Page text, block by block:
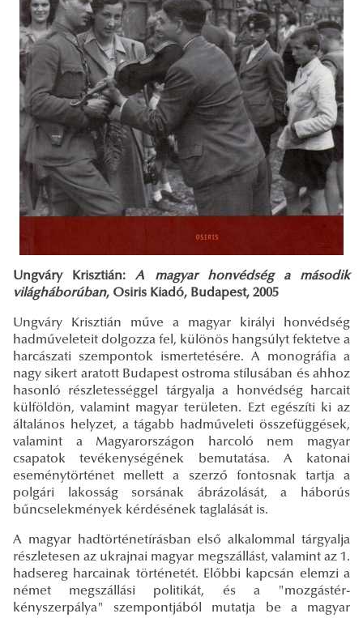
Ungváry Krisztián:A magyar honvédség a második
világháborúban, Osiris Kiadó, Budapest, 2005
Ungváry Krisztián műve a magyar királyi honvédség
hadműveleteit dolgozza fel, különös hangsúlyt fektetve a
harcászati szempontok ismertetésére. A monográfia a
nagy sikert aratott Budapest ostroma stílusában és ahhoz
hasonló részletességgel tárgyalja a honvédség harcait
külföldön, valamint magyar területen. Ezt egészíti ki az
általános helyzet, a tágabb hadműveleti összefüggések,
valamint a Magyarországon harcoló nem magyar
csapatok tevékenységének bemutatása. A katonai
eseménytörténet mellett a szerző fontosnak tartja a
polgári lakosság sorsának ábrázolását, a háborús
bűncselekmények kérdésének taglalását is.
A magyar hadtörténetírásban első alkalommal tárgyalja
részletesen az ukrajnai magyar megszállást, valamint az 1.
hadsereg harcainak történetét. Előbbi kapcsán elemzi a
német megszállási politikát, és a "mozgástér-
kényszerpálya" szempontjából mutatja be a magyar